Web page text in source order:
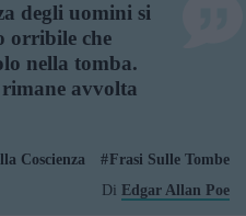
degli uomini si
orribile che
nella tomba.
rimane avvolta
Coscienza
Frasi Sulle Tombe
Di Edgar Allan Poe